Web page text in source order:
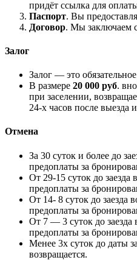
придёт ссылка для
Паспорт. Вы
Договор. Мы заключаем
Залог
Залог — это
В размере 20 000 руб.
при заселении,
24-х часов после выезда
Отмена
За 30 суток и более до
предоплаты за
От 29-15 суток до заезда
предоплаты за
От 14- 8 суток до заезда
предоплаты за
От 7 — 3 суток до заезда
предоплаты за
Менее 3х суток до даты
возвращается.